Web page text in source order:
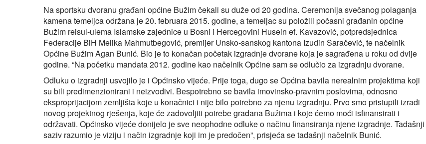
Na sportsku dvoranu građani općine Bužim čekali su duže od 20 godina. Ceremonija svečanog polaganja
kamena temeljca održana je 20. februara 2015. godine, a temeljac su položili počasni građanin općine
Bužim reisul-ulema Islamske zajednice u Bosni i Hercegovini Husein ef. Kavazović, potpredsjednica
Federacije BiH Melika Mahmutbegović, premijer Unsko-sanskog kantona Izudin Saračević, te načelnik
Općine Bužim Agan Bunić. Bio je to konačan početak izgradnje dvorane koja je sagrađena u roku od dvije
godine. “Na početku mandata 2012. godine kao načelnik Općine sam se odlučio za izgradnju dvorane.
Odluku o izgradnji usvojilo je i Općinsko vijeće. Prije toga, dugo se Općina bavila nerealnim projektima koji
su bili predimenzionirani i neizvodivi. Bespotrebno se bavila imovinsko-pravnim poslovima, odnosno
eksproprijacijom zemljišta koje u konačnici i nije bilo potrebno za njenu izgradnju. Prvo smo pristupili izradi
novog projektnog rješenja, koje će zadovoljiti potrebe građana Bužima i koje ćemo moći isfinansirati i
održavati. Općinsko vijeće donijelo je sve neophodne odluke o načinu finansiranja njene izgradnje. Tadašnji
saziv razumio je viziju i način izgradnje koji im je predočen”, prisjeća se tadašnji načelnik Bunić.